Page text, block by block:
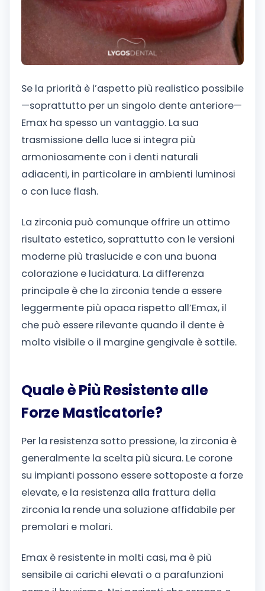
Se la priorità è l’aspetto più realistico possibile
—soprattutto per un singolo dente anteriore—
Emax ha spesso un vantaggio. La sua
trasmissione della luce si integra più
armoniosamente con i denti naturali
adiacenti, in particolare in ambienti luminosi
o con luce flash.
La zirconia può comunque offrire un ottimo
risultato estetico, soprattutto con le versioni
moderne più traslucide e con una buona
colorazione e lucidatura. La differenza
principale è che la zirconia tende a essere
leggermente più opaca rispetto all’Emax, il
che può essere rilevante quando il dente è
molto visibile o il margine gengivale è sottile.
Quale è Più Resistente alle
Forze Masticatorie?
Per la resistenza sotto pressione, la zirconia è
generalmente la scelta più sicura. Le corone
su impianti possono essere sottoposte a forze
elevate, e la resistenza alla frattura della
zirconia la rende una soluzione affidabile per
premolari e molari.
Emax è resistente in molti casi, ma è più
sensibile ai carichi elevati o a parafunzioni